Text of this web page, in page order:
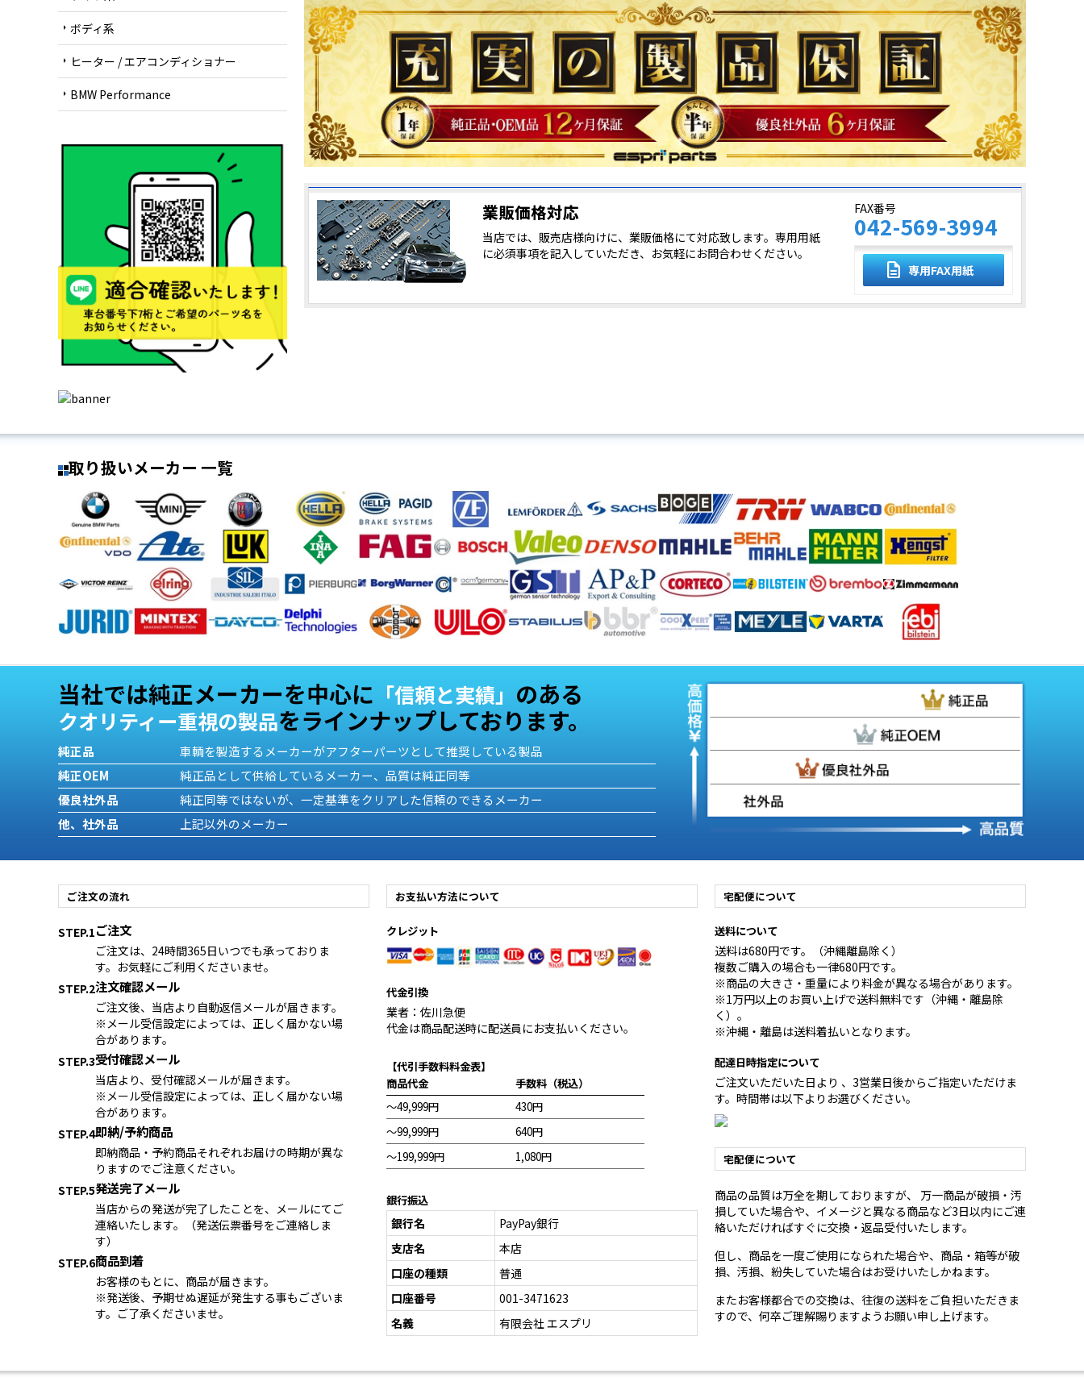
arrow_right ボディ系
arrow_right ヒーター / エアコンディショナー
arrow_right BMW Performance
業販価格対応
当店では、販売店様向けに、業販価格にて対応致します。専用用紙
に必須事項を記入していただき、お気軽にお問合わせください。
FAX番号
042-569-3994
description 専用FAX用紙
取り扱いメーカー 一覧
当社では純正メーカーを中心に 「信頼と実績」 のある
クオリティー重視の製品をラインナップしております。
純正品
車輌を製造するメーカーがアフターパーツとして推奨している製品
純正OEM
純正品として供給しているメーカー、品質は純正同等
優良社外品
純正同等ではないが、一定基準をクリアした信頼のできるメーカー
他、社外品
上記以外のメーカー
ご注文の流れ
STEP.1ご注文
ご注文は、24時間365日いつでも承っておりま
す。お気軽にご利用くださいませ。
STEP.2注文確認メール
ご注文後、当店より自動返信メールが届きます。
※メール受信設定によっては、正しく届かない場
合があります。
STEP.3受付確認メール
当店より、受付確認メールが届きます。
※メール受信設定によっては、正しく届かない場
合があります。
STEP.4即納/予約商品
即納商品・予約商品それぞれお届けの時期が異な
りますのでご注意ください。
STEP.5発送完了メール
当店からの発送が完了したことを、メールにてご
連絡いたします。（発送伝票番号をご連絡しま
す）
STEP.6商品到着
お客様のもとに、商品が届きます。
※発送後、予期せぬ遅延が発生する事もございま
す。ご了承くださいませ。
お支払い方法について
クレジット
代金引換
業者：佐川急便
代金は商品配送時に配送員にお支払いください。
【代引手数料料金表】
商品代金
～49,999円
～99,999円
～199,999円
手数料（税込）
430円
640円
1,080円
銀行振込
銀行名
PayPay銀行
支店名
本店
口座の種類
普通
口座番号
001-3471623
名義
有限会社 エスプリ
宅配便について
送料について
送料は680円です。（沖縄離島除く）
複数ご購入の場合も一律680円です。
※商品の大きさ・重量により料金が異なる場合があります。
※1万円以上のお買い上げで送料無料です（沖縄・離島除
く）。
※沖縄・離島は送料着払いとなります。
配達日時指定について
ご注文いただいた日より 、3営業日後からご指定いただけま
す。時間帯は以下よりお選びください。
宅配便について
商品の品質は万全を期しておりますが、 万一商品が破損・汚
損していた場合や、イメージと異なる商品など3日以内にご連
絡いただければすぐに交換・返品受付いたします。
但し、商品を一度ご使用になられた場合や、商品・箱等が破
損、汚損、紛失していた場合はお受けいたしかねます。
またお客様都合での交換は、往復の送料をご負担いただきま
すので、何卒ご理解賜りますようお願い申し上げます。